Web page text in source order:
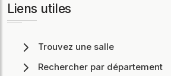
Liens utiles
Trouvez une salle
Rechercher par département